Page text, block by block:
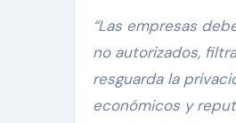
“Las empresas
no autorizados,
resguarda la
económicos y